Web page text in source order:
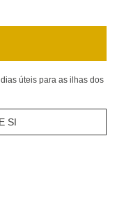
úteis para as ilhas dos
SI